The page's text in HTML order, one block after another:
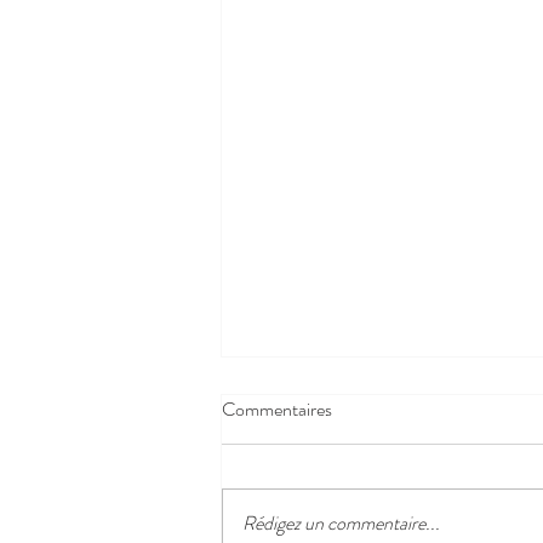
Commentaires
Rédigez un commentaire...